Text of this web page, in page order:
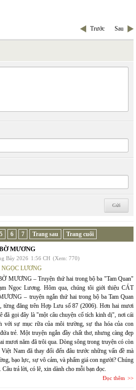
Trước Sau
5 6 7 Trang sau Trang cuối
MƯƠNG
Bảy 2026 1:56 CH (Xem: 770)
LƯƠNG
MƯƠNG – Truyện thứ hai trong bộ ba "Tam Quan"
Ngọc Lương. Hôm qua, chúng tôi giới thiệu CÁT
– truyện ngắn thứ hai trong bộ ba Tam Quan
từng đăng trên Hợp Lưu số 87 (2006). Hơn hai mươi
đã gọi đây là "một câu chuyện cổ tích kinh dị", nơi cái
với sự mục rữa của môi trường, sự tha hóa của con
trẻ. Một truyện ngắn đầy chất thơ, nhưng càng đẹp
mươi năm đã trôi qua. Dòng sông trong truyện có còn
Nam đã thay đổi đến đâu trước những vấn đề mà
bạo lực, sự vô cảm, và phẩm giá con người? Chúng
trả lời, có lẽ, xin dành cho mỗi bạn đọc.
Đọc thêm